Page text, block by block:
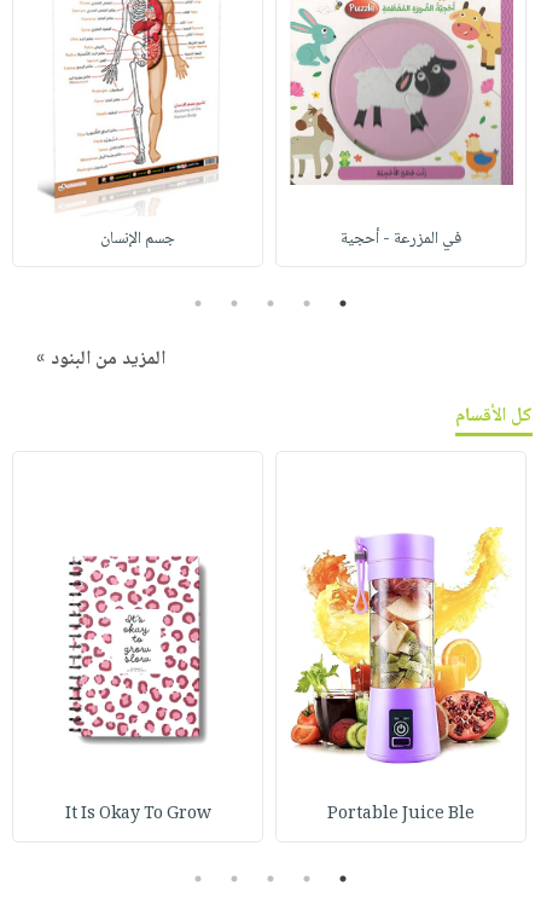
في المزرعة - أحجية جسم الإنسان
1
2
3
4
5
المزيد من البنود »
كل الأقسام
Portable Juice Ble
It Is Okay To Grow
1
2
3
4
5